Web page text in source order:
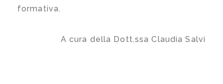
formativa.
A cura della Dott.ssa Claudia Salvi